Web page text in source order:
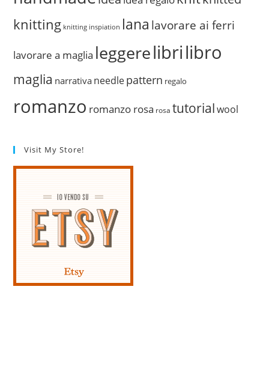
knitting knitting inspiation lana lavorare ai ferri
lavorare a maglia leggerelibrilibro
maglia narrativa needlepattern regalo
romanzo romanzo rosa rosa tutorial wool
Visit My Store!